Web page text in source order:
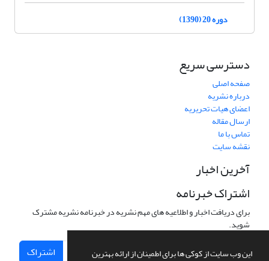
این وب سایت از کوکی ها برای اطمینان از ارائه بهترین
دوره 20 (1390)
دسترسی سریع
صفحه اصلی
درباره نشریه
اعضای هیات تحریریه
ارسال مقاله
تماس با ما
نقشه سایت
آخرین اخبار
اشتراک خبرنامه
برای دریافت اخبار و اطلاعیه های مهم نشریه در خبرنامه نشریه مشترک
شوید.
اشتراک